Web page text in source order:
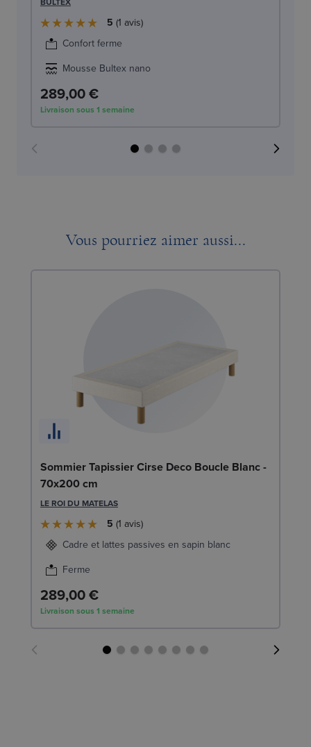
5 1 avis
Confort ferme
Mousse Bultex nano
289,00 €
Livraison sous 1 semaine
Vous pourriez aimer aussi...
Sommier Tapissier Cirse Deco Boucle Blanc -
70x200 cm
LE ROI DU MATELAS
5 1 avis
Cadre et lattes passives en sapin blanc
Ferme
289,00 €
Livraison sous 1 semaine